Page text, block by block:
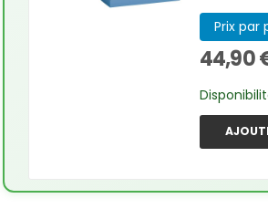
Prix par
44,90